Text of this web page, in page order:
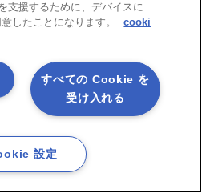
サービス
支援するために、デバイスに
したことになります。
cooki
すべての Cookie を
受け入れる
設定